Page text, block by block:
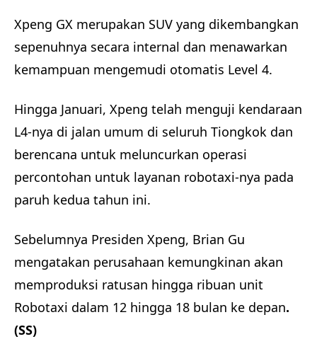
Xpeng GX merupakan SUV yang dikembangkan
sepenuhnya secara internal dan menawarkan
kemampuan mengemudi otomatis Level 4.
Hingga Januari, Xpeng telah menguji kendaraan
L4-nya di jalan umum di seluruh Tiongkok dan
berencana untuk meluncurkan operasi
percontohan untuk layanan robotaxi-nya pada
paruh kedua tahun ini.
Sebelumnya Presiden Xpeng, Brian Gu
mengatakan perusahaan kemungkinan akan
memproduksi ratusan hingga ribuan unit
Robotaxi dalam 12 hingga 18 bulan ke depan.
(SS)